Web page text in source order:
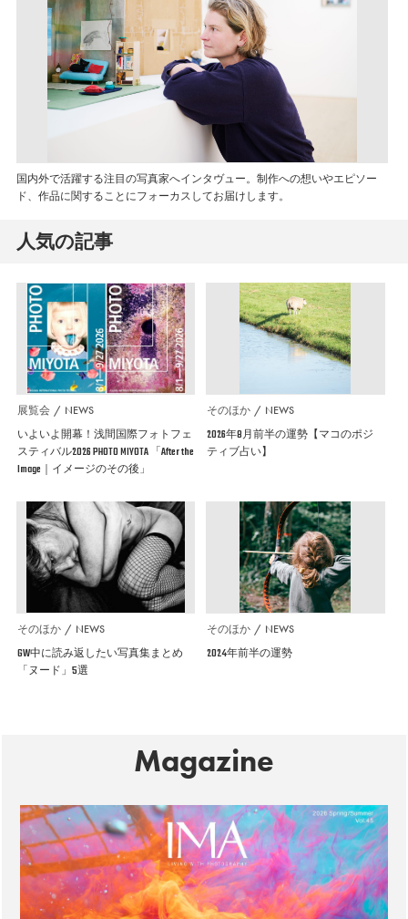
国内外で活躍する注目の写真家へインタヴュー。制作への想いやエピソー
ド、作品に関することにフォーカスしてお届けします。
人気の記事
展覧会 NEWS
いよいよ開幕！浅間国際フォトフェ
スティバル2026 PHOTO MIYOTA 「After the
Image｜イメージのその後」
そのほか NEWS
2026年8月前半の運勢【マコのポジ
ティブ占い】
そのほか NEWS
GW中に読み返したい写真集まとめ
「ヌード」5選
そのほか NEWS
2024年前半の運勢
Magazine